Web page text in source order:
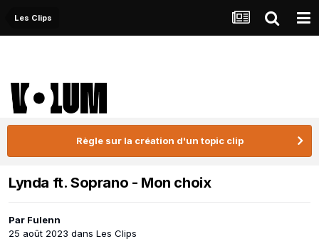
Les Clips
Règle sur la création d'un topic clip
Lynda ft. Soprano - Mon choix
Par Fulenn
25 août 2023 dans Les Clips